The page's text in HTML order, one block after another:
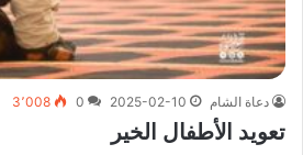
دعاة الشام 2025-02-10
0 3٬008
تعويد الأطفال الخير